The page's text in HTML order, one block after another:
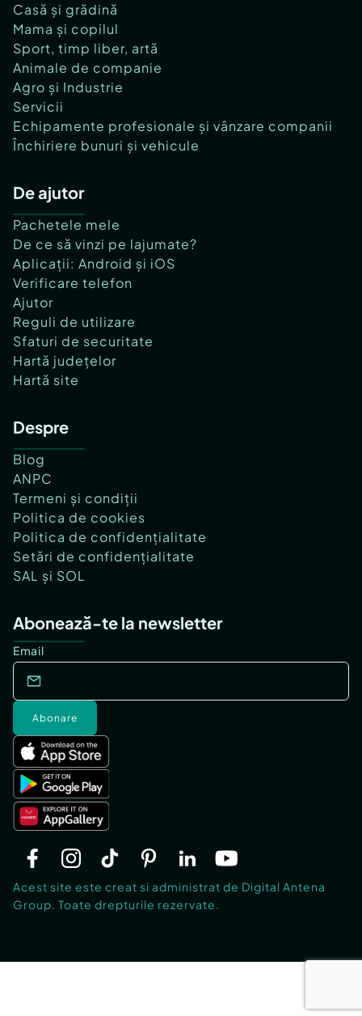
Casă și grădină
Mama și copilul
Sport, timp liber, artă
Animale de companie
Agro și Industrie
Servicii
Echipamente profesionale și vânzare companii
Închiriere bunuri și vehicule
De ajutor
Pachetele mele
De ce să vinzi pe lajumate?
Aplicații: Android și iOS
Verificare telefon
Ajutor
Reguli de utilizare
Sfaturi de securitate
Hartă județelor
Hartă site
Despre
Blog
ANPC
Termeni și condiții
Politica de cookies
Politica de confidențialitate
Setări de confidențialitate
SAL și SOL
Abonează-te la newsletter
Email
Abonare
Acest site este creat si administrat de Digital Antena
Group. Toate drepturile rezervate.